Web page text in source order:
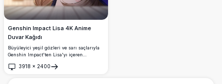
Genshin Impact Lisa 4K Anime
Duvar Kağıdı
Büyüleyici yeşil gözleri ve sarı saçlarıyla
Genshin Impact'ten Lisa'yı içeren
duvar kağıdı. Sevilen elektro büyücü
3918 × 2400
Aç